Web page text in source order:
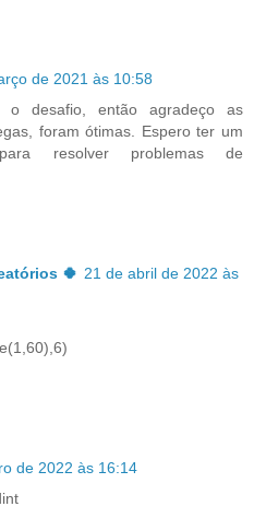
de 2021 às 10:58
o desafio, então agradeço as
foram ótimas. Espero ter um
resolver problemas de
🍀 21 de abril de 2022 às
de 2022 às 16:14